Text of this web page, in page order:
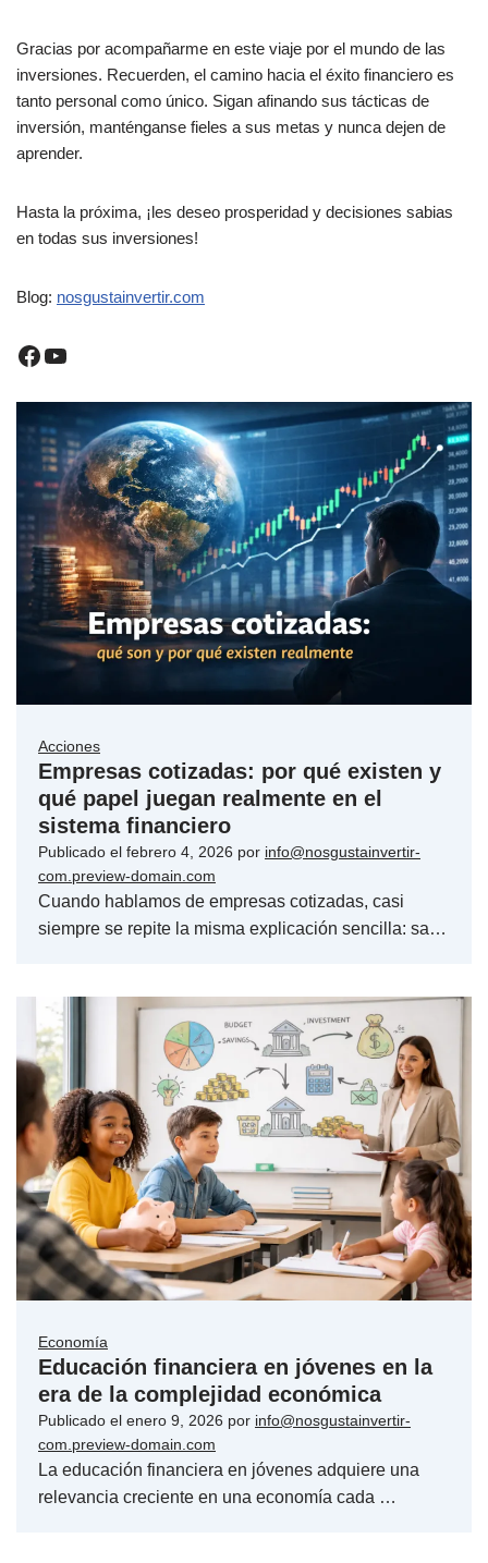
Gracias por acompañarme en este viaje por el mundo de las
inversiones. Recuerden, el camino hacia el éxito financiero es
tanto personal como único. Sigan afinando sus tácticas de
inversión, manténganse fieles a sus metas y nunca dejen de
aprender.
Hasta la próxima, ¡les deseo prosperidad y decisiones sabias
en todas sus inversiones!
Blog: nosgustainvertir.com
Acciones
Empresas cotizadas: por qué existen y
qué papel juegan realmente en el
sistema financiero
Publicado el febrero 4, 2026 por info@nosgustainvertir-
com.preview-domain.com
Cuando hablamos de empresas cotizadas, casi
siempre se repite la misma explicación sencilla: sa…
Economía
Educación financiera en jóvenes en la
era de la complejidad económica
Publicado el enero 9, 2026 por info@nosgustainvertir-
com.preview-domain.com
La educación financiera en jóvenes adquiere una
relevancia creciente en una economía cada …